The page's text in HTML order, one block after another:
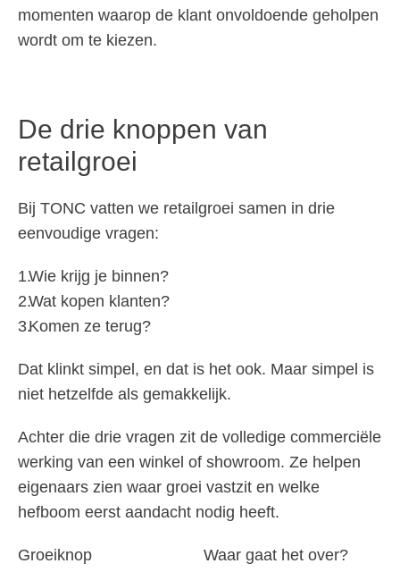
momenten waarop de klant onvoldoende geholpen
wordt om te kiezen.
De drie knoppen van
retailgroei
Bij TONC vatten we retailgroei samen in drie
eenvoudige vragen:
Wie krijg je binnen?
Wat kopen klanten?
Komen ze terug?
Dat klinkt simpel, en dat is het ook. Maar simpel is
niet hetzelfde als gemakkelijk.
Achter die drie vragen zit de volledige commerciële
werking van een winkel of showroom. Ze helpen
eigenaars zien waar groei vastzit en welke
hefboom eerst aandacht nodig heeft.
Groeiknop Waar gaat het over?